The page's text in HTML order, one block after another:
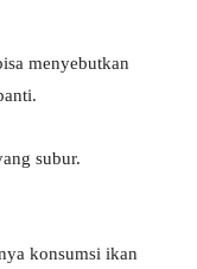
menyebutkan
subur.
konsumsi ikan